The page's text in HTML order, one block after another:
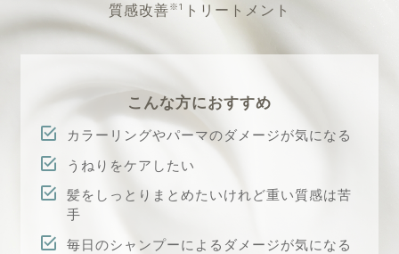
質感改善※1 トリートメント
こんな方におすすめ
カラーリングやパーマのダメージが気になる
うねりをケアしたい
髪をしっとりまとめたいけれど重い質感は苦
手
毎日のシャンプーによるダメージが気になる